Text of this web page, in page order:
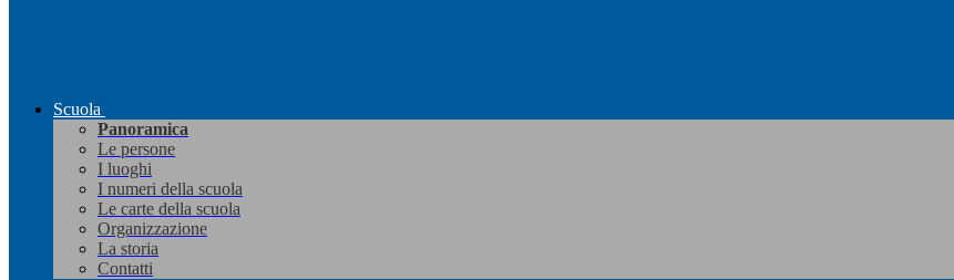
Scuola
Panoramica
Le persone
I luoghi
I numeri della scuola
Le carte della scuola
Organizzazione
La storia
Contatti